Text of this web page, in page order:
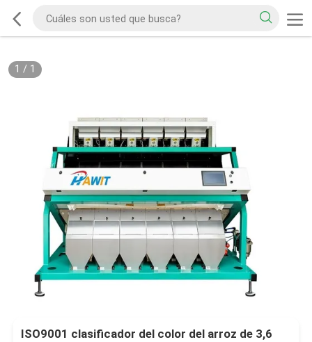
1 / 1
ISO9001 clasificador del color del arroz de 3,6